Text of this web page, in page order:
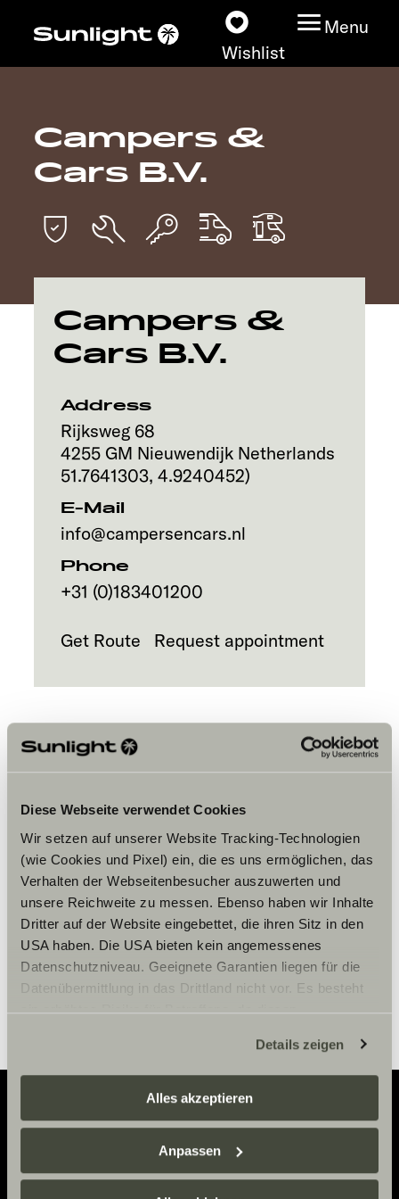
Diese Webseite verwendet Cookies
Wir setzen auf unserer Website Tracking-Technologien
(wie Cookies und Pixel) ein, die es uns ermöglichen, das
Verhalten der Webseitenbesucher auszuwerten und
unsere Reichweite zu messen. Ebenso haben wir Inhalte
Dritter auf der Website eingebettet, die ihren Sitz in den
USA haben. Die USA bieten kein angemessenes
Datenschutzniveau. Geeignete Garantien liegen für die
Datenübermittlung in das Drittland nicht vor. Es besteht
ein erhöhtes Risiko für Betroffene, da diesen
zustehen. Eingesetzte Dienstleister können Daten für
eigene Zwecke verarbeiten und mit anderen Daten
zusammenführen. Weitere Informationen finden Sie hier:
Datenschutzerklärung
einzelne Cookies/Dienste in den Einstellungen aus,
erteilen Sie uns Ihre Einwilligung zur Verarbeitung Ihrer
Details zeigen
Alles akzeptieren
Anpassen
Wishlist
Menu
Models
Dealerslocator
Service
Campers &
Cars B.V.
Campers &
Cars B.V.
Address
Rijksweg 68
4255 GM Nieuwendijk Netherlands
51.7641303, 4.9240452)
E-Mail
info@campersencars.nl
Phone
+31 (0)183401200
Get Route Request appointment
Please accept marketing-
cookies to use this function.
Cookie Settings
Adventure
Now.